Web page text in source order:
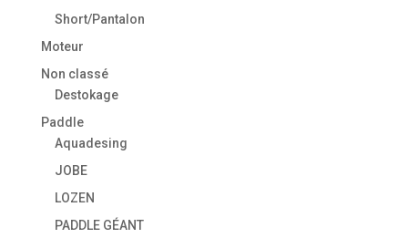
Short/Pantalon
Moteur
Non classé
Destokage
Paddle
Aquadesing
JOBE
LOZEN
PADDLE GÉANT